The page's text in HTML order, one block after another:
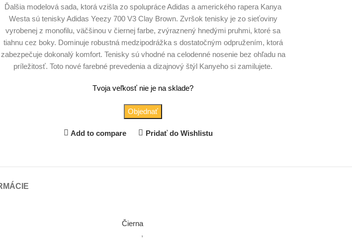
Ďalšia modelová sada, ktorá vzišla zo spolupráce Adidas a amerického rapera Kanya
Westa sú tenisky Adidas Yeezy 700 V3 Clay Brown. Zvršok tenisky je zo sieťoviny
vyrobenej z monofilu, väčšinou v čiernej farbe, zvýraznený hnedými pruhmi, ktoré sa
tiahnu cez boky. Dominuje robustná medzipodrážka s dostatočným odpružením, ktorá
zabezpečuje dokonalý komfort. Tenisky sú vhodné na celodenné nosenie bez ohľadu na
príležitosť. Toto nové farebné prevedenia a dizajnový štýl Kanyeho si zamilujete.
Tvoja veľkosť nie je na sklade?
Objednať
Add to compare Pridať do Wishlistu
Čierna
,